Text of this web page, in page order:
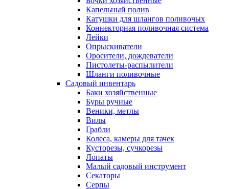
Капельный полив
Катушки для шлангов поливочых
Коннекторная поливочная система
Лейки
Опрыскиватели
Оросители, дождеватели
Пистолеты-распылители
Шланги поливочные
Садовый инвентарь
Баки хозяйственные
Буры ручные
Веники, метлы
Вилы
Грабли
Колеса, камеры для тачек
Кусторезы, сучкорезы
Лопаты
Малый садовый инструмент
Секаторы
Серпы